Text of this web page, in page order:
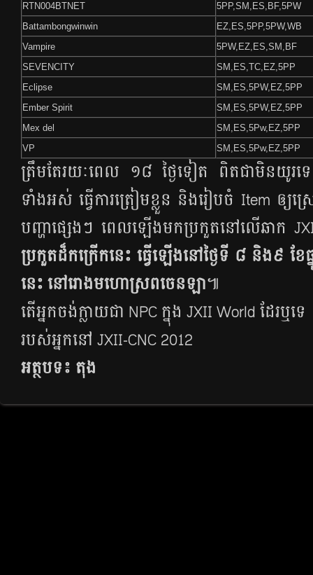
RTN004BTNET
5PP,SM,ES,BF,5PW
Battambongwinwin
EZ,ES,5PP,5PW,WB
Vampire
5PW,EZ,ES,SM,BF
SEVENCITY
SM,ES,TC,EZ,5PP
Eclipse
SM,ES,5PW,EZ,5PP
Ember Spirit
SM,ES,5PW,EZ,5PP
Mex del
SM,ES,5Pw,EZ,5PP
VP
SM,ES,5Pw,EZ,5PP
ត្រឹម​តែ​រយៈ​ពេល ១៨ ថ្ងៃ​ទៀត ពិត​ជា​មិន​យូរ​ទ
ទាំង​អស់ ធ្វើ​ការ​ត្រៀម​ខ្លួន និង​រៀបចំ Item ឲ្យ​
បញ្ហា​ផ្សេងៗ ពេល​ឡើង​មក​ប្រកួត​នៅ​លើ​ឆាក
ប្រកួត​ដ៏​កក្រើក​នេះ ធ្វើ​ឡើង​នៅ​ថ្ងៃ​ទី ៨ និង​៩ ខ
នេះ នៅ​រោង​មហោស្រពចេនឡា៕
តើ​អ្នក​ចង់​ក្លាយ​ជា​ NPC ក្នុង JXII World ដែរ​ឬ​
របស់អ្នក​នៅ JXII-CNC 2012
អត្ថបទ៖ តុង